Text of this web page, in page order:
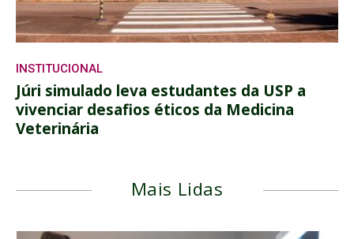
INSTITUCIONAL
Júri simulado leva estudantes da USP a
vivenciar desafios éticos da Medicina
Veterinária
Mais Lidas